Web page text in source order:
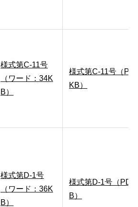
様式第C-11号
（ワード：34K
B）
様式第C-11号（
KB）
様式第D-1号
（ワード：36K
B）
様式第D-1号（PDF
B）